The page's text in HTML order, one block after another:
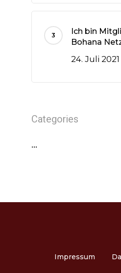
Ich bin
Bohana
24. Juli 2021
Categories
…
Impressum